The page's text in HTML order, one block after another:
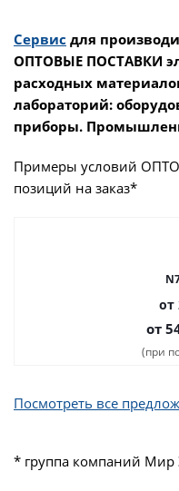
Сервис для
ОПТОВЫЕ ПОСТАВКИ
расходных
лабораторий:
приборы.
Примеры условий
позиций на заказ*
от
от
(при
Посмотреть все
* группа компаний Мир